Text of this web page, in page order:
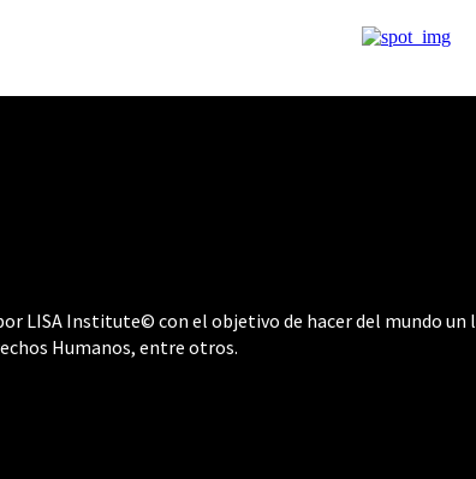
LISA Institute© con el objetivo de hacer del mundo
Humanos, entre otros.